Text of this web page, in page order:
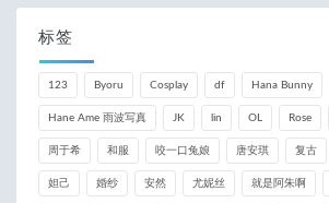
标签
123 Byoru Cosplay df Hana Bunny
Hane Ame 雨波写真 JK lin OL Rose
周于希 和服 咬一口兔娘 唐安琪 复古
妲己 婚纱 安然 尤妮丝 就是阿朱啊